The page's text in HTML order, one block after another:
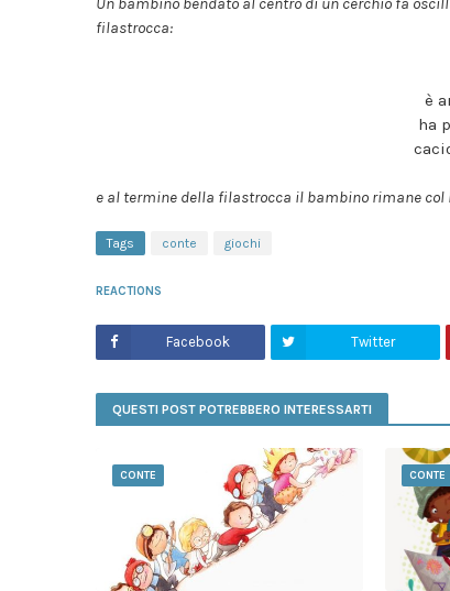
filastrocca:
è
ha
e al termine della filastrocca il bambino rimane
Tags conte giochi
REACTIONS
Facebook Twitter
QUESTI POST POTREBBERO INTERESSARTI
CONTE CONTE